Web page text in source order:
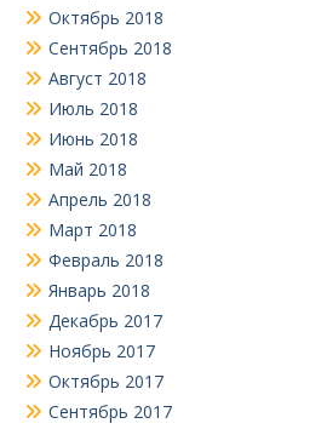
Октябрь 2018
Сентябрь 2018
Август 2018
Июль 2018
Июнь 2018
Май 2018
Апрель 2018
Март 2018
Февраль 2018
Январь 2018
Декабрь 2017
Ноябрь 2017
Октябрь 2017
Сентябрь 2017